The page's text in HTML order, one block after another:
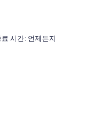
시간: 언제든지